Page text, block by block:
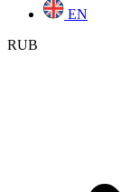
EN
RUB